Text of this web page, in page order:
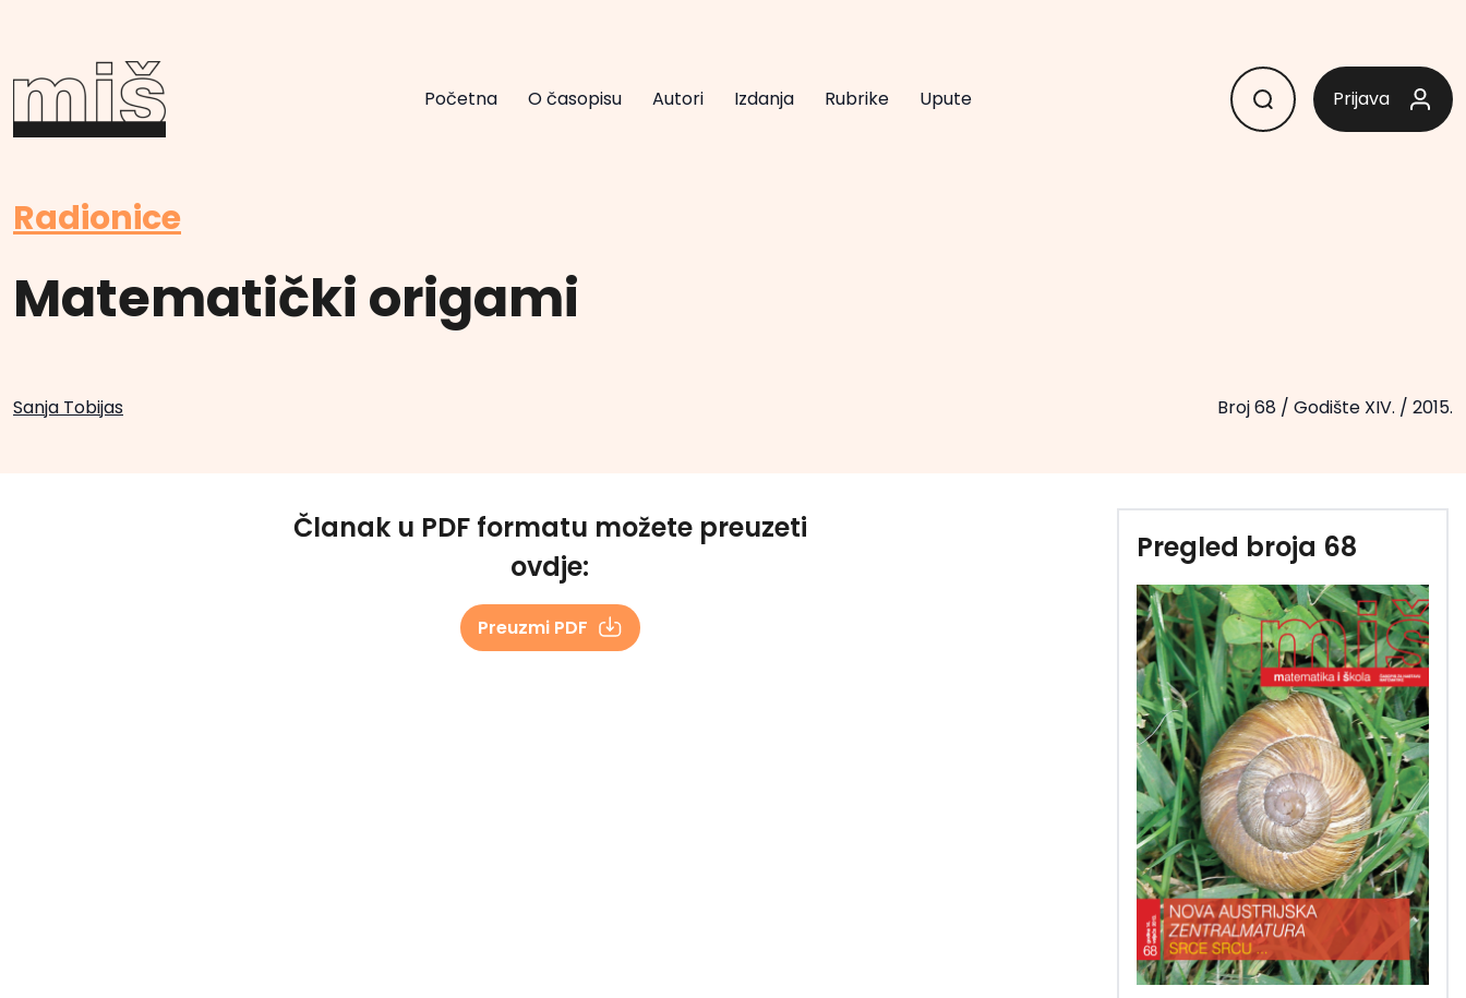
Početna O časopisu Autori Izdanja Rubrike Upute Prijava
Radionice
Matematički origami
Sanja Tobijas Broj 68/ Godište XIV. / 2015.
Članak u PDF formatu možete preuzeti
ovdje:
Preuzmi PDF
Pregled broja 68